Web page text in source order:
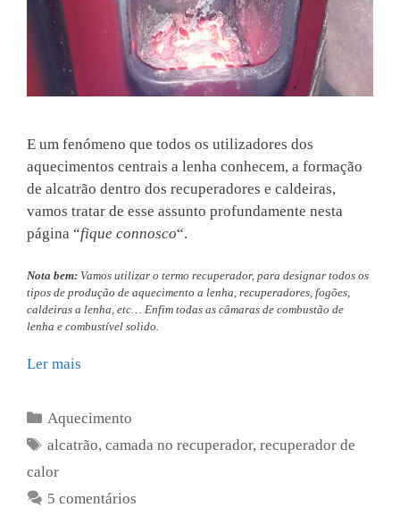
E um fenómeno que todos os utilizadores dos
aquecimentos centrais a lenha conhecem, a formação
de alcatrão dentro dos recuperadores e caldeiras,
vamos tratar de esse assunto profundamente nesta
página “fique connosco“.
Nota bem: Vamos utilizar o termo recuperador, para designar todos os
tipos de produção de aquecimento a lenha, recuperadores, fogões,
caldeiras a lenha, etc… Enfim todas as câmaras de combustão de
lenha e combustível solido.
Ler mais
Categorias
Aquecimento
Etiquetas
alcatrão,camada no recuperador,recuperador de
calor
5 comentários